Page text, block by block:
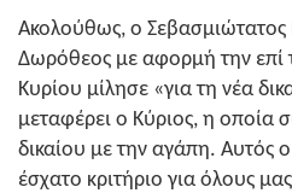
Ακολούθως, ο
Δωρόθεος με αφορμή την επί
Κυρίου μίλησε «για τη νέα
μεταφέρει ο Κύριος, η οποία
δικαίου με την αγάπη. Αυτός
έσχατο κριτήριο για όλους